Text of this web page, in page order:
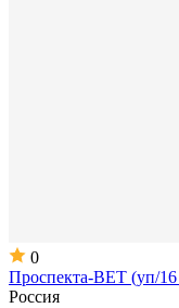
0
Проспекта-ВЕТ (уп/
Россия